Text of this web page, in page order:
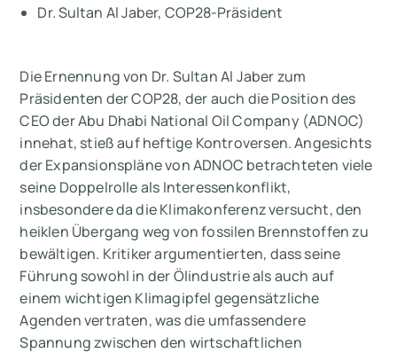
Dr. Sultan Al Jaber, COP28-Präsident
Die Ernennung von Dr. Sultan Al Jaber zum
Präsidenten der COP28, der auch die Position des
CEO der Abu Dhabi National Oil Company (ADNOC)
innehat, stieß auf heftige Kontroversen. Angesichts
der Expansionspläne von ADNOC betrachteten viele
seine Doppelrolle als Interessenkonflikt,
insbesondere da die Klimakonferenz versucht, den
heiklen Übergang weg von fossilen Brennstoffen zu
bewältigen. Kritiker argumentierten, dass seine
Führung sowohl in der Ölindustrie als auch auf
einem wichtigen Klimagipfel gegensätzliche
Agenden vertraten, was die umfassendere
Spannung zwischen den wirtschaftlichen